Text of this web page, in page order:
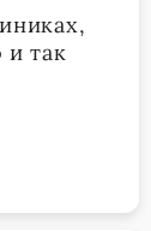
и так